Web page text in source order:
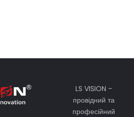
LS VISION -
провідний та
професійний